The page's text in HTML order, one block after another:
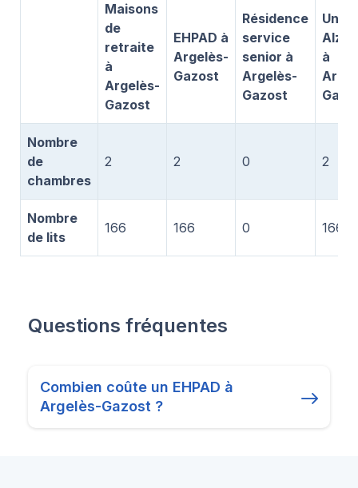
Maisons
de
retraite
à
Argelès-
Gazost
EHPAD à
Argelès-
Gazost
Résidence
service
senior à
Argelès-
Gazost
Unité
à
Nombre
de
chambres
2 2 0 2
Nombre
de lits
166 166 0 166
Questions fréquentes
Combien coûte un EHPAD à
Argelès-Gazost ?